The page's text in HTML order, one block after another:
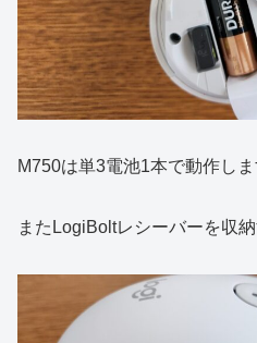
M750は単3電池1本で動作しま
またLogiBoltレシーバーを収